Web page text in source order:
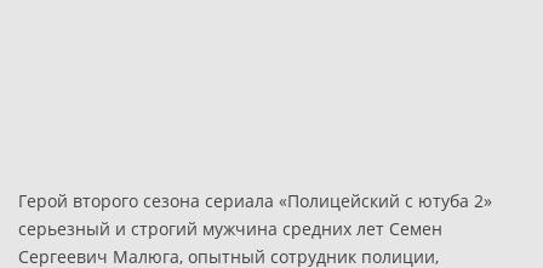
Герой второго сезона сериала «Полицейский с ютуба 2»
серьезный и строгий мужчина средних лет Семен
Сергеевич Малюга, опытный сотрудник полиции,